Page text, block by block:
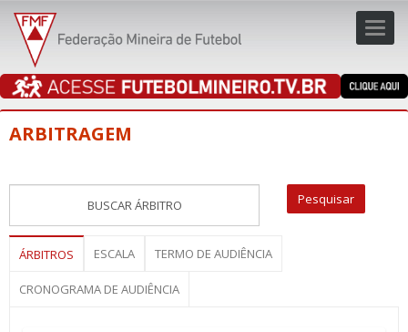
ARBITRAGEM
ÁRBITROS ESCALA TERMO DE AUDIÊNCIA
CRONOGRAMA DE AUDIÊNCIA